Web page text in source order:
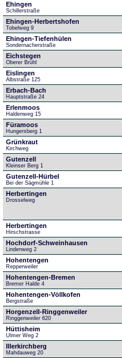
Ehingen
Schillerstraße
Ehingen-Herbertshofen
Tobelweg 9
Ehingen-Tiefenhülen
Sondernacherstraße
Eichstegen
Oberer Brühl
Eislingen
Albstraße 125
Erbach-Bach
Hauptstraße 24
Erlenmoos
Haldenweg 15
Füramoos
Hungersberg 1
Grünkraut
Kirchweg
Gutenzell
Kleinser Berg 1
Gutenzell-Hürbel
Bei der Sägmühle 1
Herbertingen
Drosselweg
Herbertingen
Hirschstrasse
Hochdorf-Schweinhausen
Lindenweg 2
Hohentengen
Repperweiler
Hohentengen-Bremen
Bremer Halde 4
Hohentengen-Völlkofen
Bergstraße
Horgenzell-Ringgenweiler
Ringgenweiler 620
Hüttisheim
Ulmer Weg 2
Illerkirchberg
Mahdauweg 20